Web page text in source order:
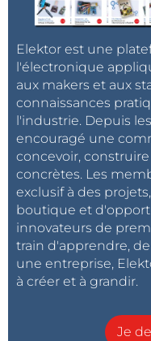
Elektor est une
l'électronique
aux makers et aux
connaissances
l'industrie. Depuis
encouragé une
concevoir,
concrètes. Les
exclusif à des
boutique et
innovateurs de
train d'apprendre,
une entreprise,
à créer et à grandir.
Je